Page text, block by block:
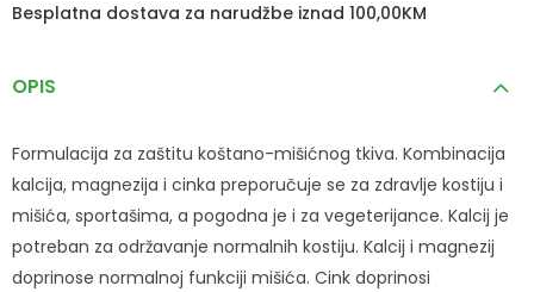
Besplatna dostava za narudžbe iznad 100,00KM
OPIS
Formulacija za zaštitu koštano-mišićnog tkiva. Kombinacija
kalcija, magnezija i cinka preporučuje se za zdravlje kostiju i
mišića, sportašima, a pogodna je i za vegeterijance. Kalcij je
potreban za održavanje normalnih kostiju. Kalcij i magnezij
doprinose normalnoj funkciji mišića. Cink doprinosi